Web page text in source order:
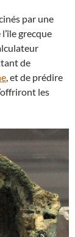
par une
grecque
de
, et de prédire
les